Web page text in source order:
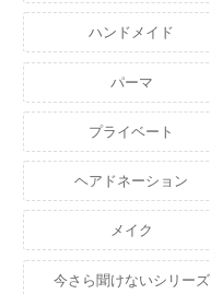
ハンドメイド
パーマ
プライベート
ヘアドネーション
メイク
今さら聞けないシリーズ